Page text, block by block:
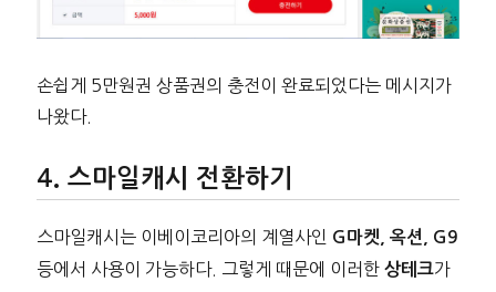
손쉽게 5만원권 상품권의 충전이 완료되었다는 메시지가
나왔다.
스마일캐시 전환하기
스마일캐시는 이베이코리아의 계열사인 G마켓, 옥션, G9
등에서 사용이 가능하다. 그렇게 때문에 이러한 상테크가